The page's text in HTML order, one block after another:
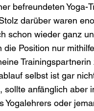
befreundeten Yoga-
darüber waren
schon wieder ganz
die Position nur
selbst ist gar
sollte anfänglich aber
Yogalehrers oder